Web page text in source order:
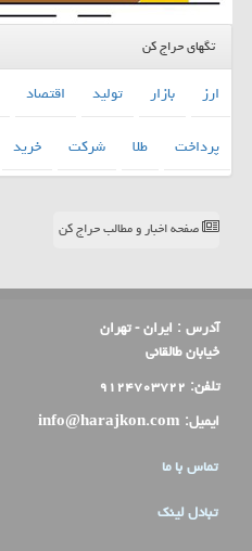
تگهای حراج کن
ارز بازار تولید اقتصاد
پرداخت
طلا شركت خرید
صفحه اخبار و مطالب حراج کن
آدرس : ایران - تهران
خیابان طالقانی
تلفن: ۹۱۲۴۷۰۳۷۲۲
ایمیل: info@harajkon.com
تماس با ما
تبادل لینک